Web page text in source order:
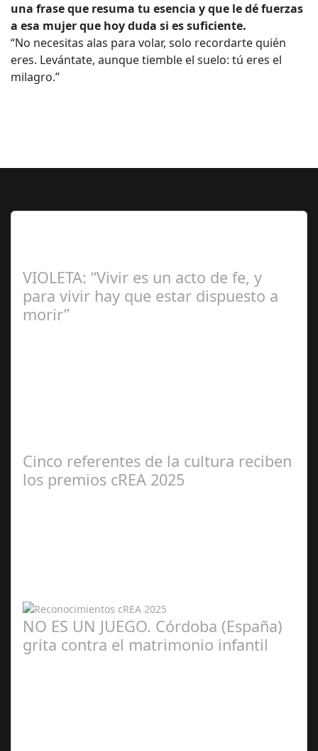
una frase que resuma tu esencia y que le dé fuerzas
a esa mujer que hoy duda si es suficiente.
“No necesitas alas para volar, solo recordarte quién
eres. Levántate, aunque tiemble el suelo: tú eres el
milagro.”
VIOLETA: “Vivir es un acto de fe, y
para vivir hay que estar dispuesto a
morir”
Cinco referentes de la cultura reciben
los premios cREA 2025
NO ES UN JUEGO. Córdoba (España)
grita contra el matrimonio infantil